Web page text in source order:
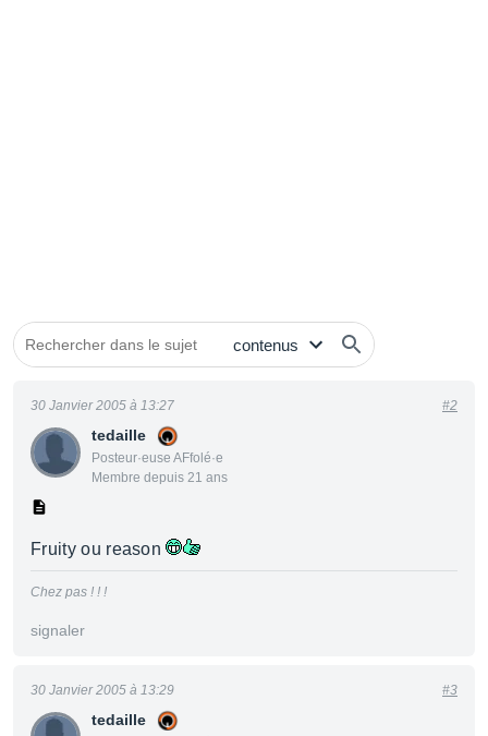
tedaille
Posteur·euse AFfolé·e
Membre depuis 21 ans
30 Janvier 2005 à 13:27 #2
Fruity ou reason
Chez pas ! ! !
signaler
tedaille
30 Janvier 2005 à 13:29 #3